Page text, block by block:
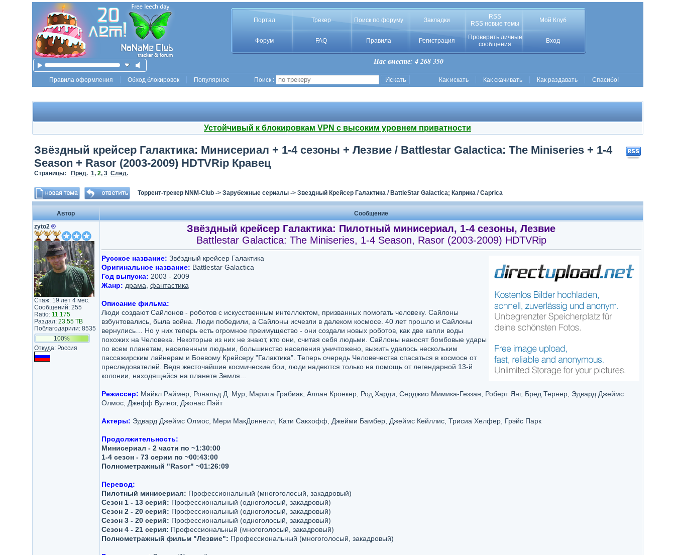
Портал Трекер Поиск по форуму Закладки
RSS
RSS новые темы
Мой Клуб
Форум FAQ Правила Регистрация
Проверить личные
сообщения
Вход
Нас вместе: 4 268 350
Правила оформления Обход блокировок Популярное Поиск : Как искать Как скачивать Как раздавать Спасибо!
Устойчивый к блокировкам VPN с высоким уровнем приватности
Звёздный крейсер Галактика: Минисериал + 1-4 сезоны + Лезвие / Battlestar Galactica: The Miniseries + 1-4
Season + Rasor (2003-2009) HDTVRip Кравец
Страницы: Пред. 1, 2, 3 След.
Торрент-трекер NNM-Club-> Зарубежные сериалы-> Звездный Крейсер Галактика / BattleStar Galactica; Каприка / Caprica
Автор
Сообщение
zyto2 ®
Стаж: 19 лет 4 мес.
Сообщений: 255
Ratio: 11.175
Раздал: 23.55 TB
Поблагодарили: 8535
100%
Откуда: Россия
Звёздный крейсер Галактика: Пилотный минисериал, 1-4 сезоны, Лезвие
Battlestar Galactica: The Miniseries, 1-4 Season, Rasor (2003-2009) HDTVRip
Русское название: Звёздный крейсер Галактика
Оригинальное название: Battlestar Galactica
Год выпуска: 2003 - 2009
Жанр: драма фантастика
Описание фильма:
Люди создают Сайлонов - роботов с искусственным интеллектом, призванных помогать человеку. Сайлоны
взбунтовались, была война. Люди победили, а Сайлоны исчезли в далеком космосе. 40 лет прошло и Сайлоны
вернулись… Но у них теперь есть огромное преимущество - они создали новых роботов, как две капли воды
похожих на Человека. Некоторые из них не знают, кто они, считая себя людьми. Сайлоны наносят бомбовые удары
по всем планетам, населенным людьми, большинство населения уничтожено, выжить удалось нескольким
пассажирским лайнерам и Боевому Крейсеру "Галактика". Теперь очередь Человечества спасаться в космосе от
преследователей. Ведя жесточайшие космические бои, люди надеются только на помощь от легендарной 13-й
колонии, находящейся на планете Земля...
Режиссер: Майкл Раймер, Рональд Д. Мур, Марита Грабиак, Аллан Кроекер, Род Харди, Серджио Мимика-Геззан, Роберт Янг, Бред Тернер, Эдвард Джеймс
Олмос, Джефф Вулног, Джонас Пэйт
Актеры: Эдвард Джеймс Олмос, Мери МакДоннелл, Кати Сакхофф, Джейми Бамбер, Джеймс Кейллис, Трисиа Хелфер, Грэйс Парк
Продолжительность:
Минисериал - 2 части по ~1:30:00
1-4 сезон - 73 серии по ~00:43:00
Полнометражный "Rasor" ~01:26:09
Перевод:
Пилотный минисериал: Профессиональный (многоголосый, закадровый)
Сезон 1 - 13 серий: Профессиональный (одноголосый, закадровый)
Сезон 2 - 20 серий: Профессиональный (одноголосый, закадровый)
Сезон 3 - 20 серий: Профессиональный (одноголосый, закадровый)
Сезон 4 - 21 серия: Профессиональный (многоголосый, закадровый)
Полнометражный фильм "Лезвие": Профессиональный (многоголосый, закадровый)